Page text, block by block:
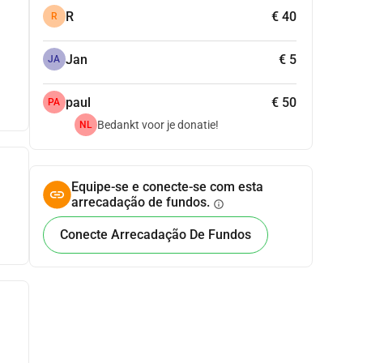
R R € 40
JA Jan € 5
PA paul € 50
NL Bedankt voor je donatie!
Equipe-se e conecte-se com esta
arrecadação de fundos. info
Conecte Arrecadação De Fundos